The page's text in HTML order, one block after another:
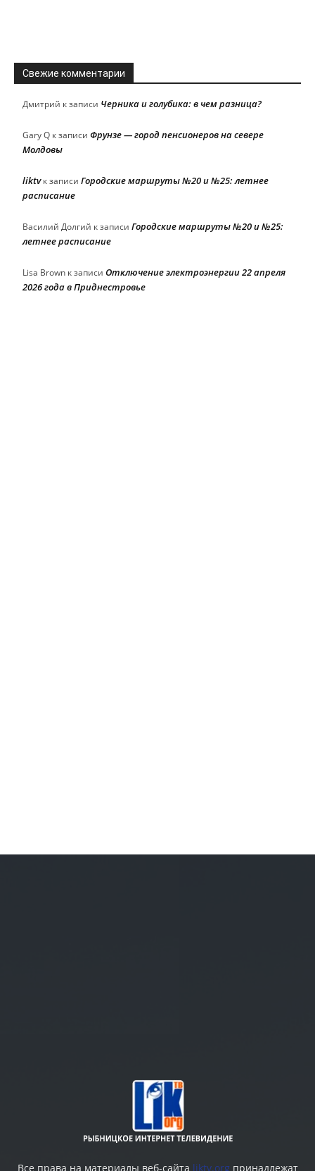
Свежие комментарии
Дмитрий к записи Черника и голубика: в чем разница?
Gary Q к записи Фрунзе — город пенсионеров на севере
Молдовы
liktvк записи Городские маршруты №20 и №25: летнее
расписание
Василий Долгий к записи Городские маршруты №20 и №25:
летнее расписание
Lisa Brown к записи Отключение электроэнергии 22 апреля
2026 года в Приднестровье
Все права на материалы веб-сайта liktv.org принадлежат